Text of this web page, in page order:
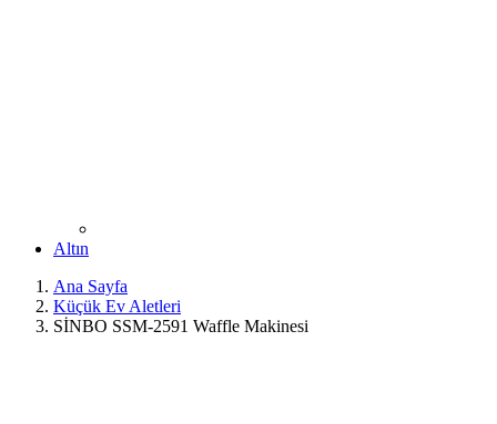
Altın
Ana Sayfa
Küçük Ev Aletleri
SİNBO SSM-2591 Waffle Makinesi